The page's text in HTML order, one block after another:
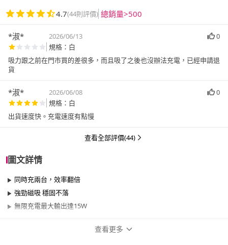
4.7(44則評價) 總銷量>500
*淑* 2026/06/13
0
規格：白
吸力跟之前在門市買的差很多，而且吸了之後也沒辦法充電，已經申請退
貨
*淑* 2026/06/08
0
規格：白
出貨速度快。充電速度有點慢
查看全部評價(44)
圖文詳情
同時充兩台，效率翻倍
強勁磁吸 穩固不落
無限充電最大輸出達15W
查看更多